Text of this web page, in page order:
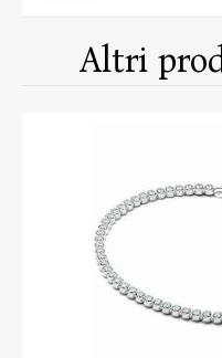
Altri